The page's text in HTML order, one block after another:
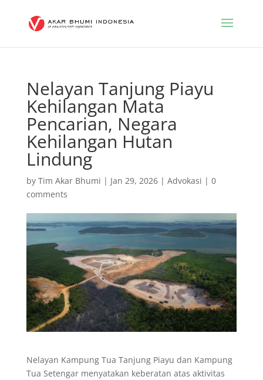
Nelayan Tanjung Piayu
Kehilangan Mata
Pencarian, Negara
Kehilangan Hutan
Lindung
by Tim Akar Bhumi | Jan 29, 2026| Advokasi | 0
comments
Nelayan Kampung Tua Tanjung Piayu dan Kampung
Tua Setengar menyatakan keberatan atas aktivitas